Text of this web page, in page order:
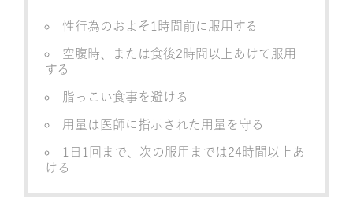
性行為のおよそ1時間前に服用する
空腹時、または食後2時間以上あけて服用
する
脂っこい食事を避ける
用量は医師に指示された用量を守る
1日1回まで、次の服用までは24時間以上あ
ける